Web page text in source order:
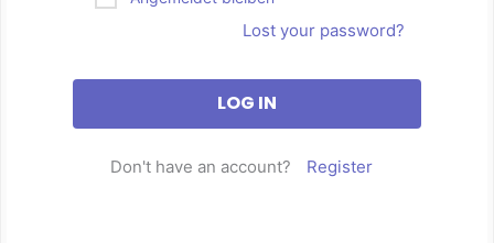
Lost your password?
Don't have an account? Register